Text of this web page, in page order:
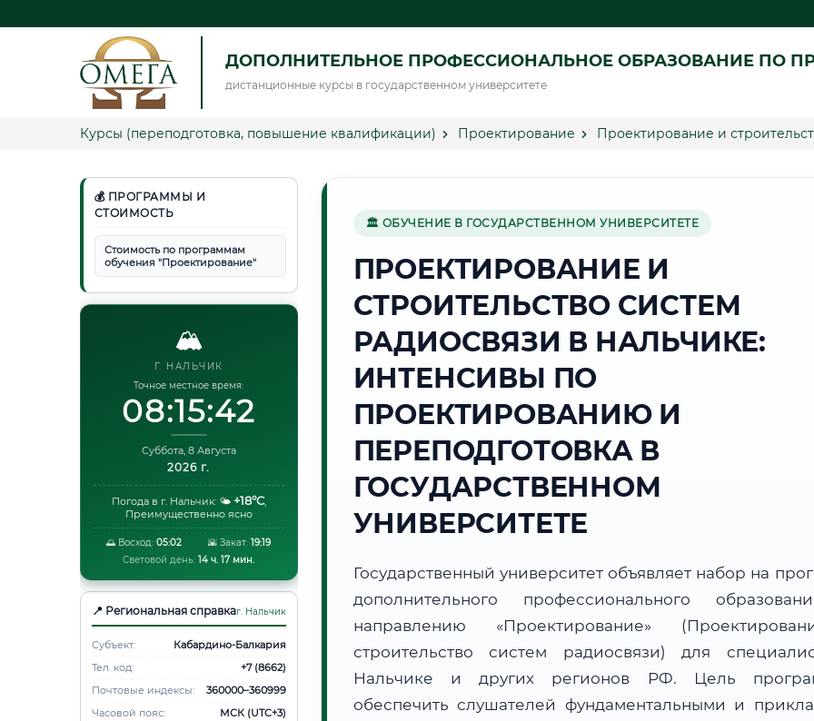
ДОПОЛНИТЕЛЬНОЕ ПРОФЕССИОНАЛЬНОЕ ОБРАЗОВАНИЕ ПО
дистанционные курсы в государственном университете
Курсы (переподготовка, повышение квалификации) Проектирование Проектирование и
💰 ПРОГРАММЫ И
СТОИМОСТЬ
Стоимость по программам
обучения "Проектирование"
🏔️
Г. НАЛЬЧИК
Точное местное время:
08:15:43
Суббота, 8 Августа
2026 г.
Погода в г. Нальчик: 🌤️ +18°C,
Преимущественно ясно
🌅 Восход: 05:02 🌇 Закат: 19:19
Световой день: 14 ч. 17 мин.
📍 Региональная справкаг. Нальчик
Субъект:
Кабардино-Балкария
Тел. код:
+7 (8662)
Почтовые индексы:
360000–360999
Часовой пояс:
МСК (UTC+3)
🏛 ОБУЧЕНИЕ В ГОСУДАРСТВЕННОМ УНИВЕРСИТЕТЕ
ПРОЕКТИРОВАНИЕ И
СТРОИТЕЛЬСТВО СИСТЕМ
РАДИОСВЯЗИ В НАЛЬЧИКЕ:
ИНТЕНСИВЫ ПО
ПРОЕКТИРОВАНИЮ И
ПЕРЕПОДГОТОВКА В
ГОСУДАРСТВЕННОМ
УНИВЕРСИТЕТЕ
Государственный университет объявляет набор на
дополнительного профессионального
направлению «Проектирование»
строительство систем радиосвязи) для
Нальчике и других регионов РФ. Цель
обеспечить слушателей фундаментальными и